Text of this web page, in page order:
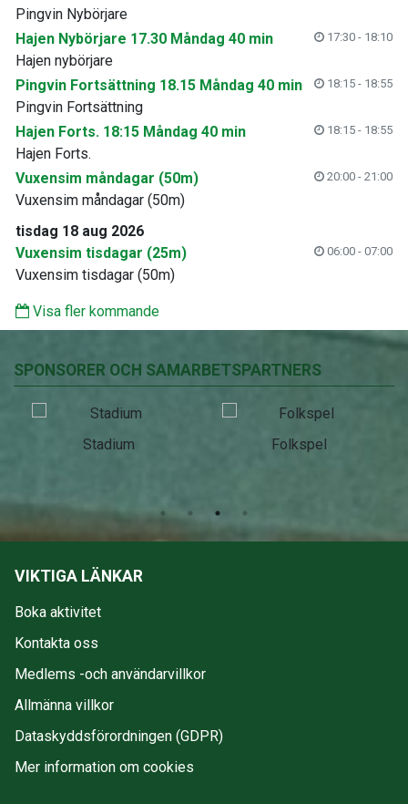
Pingvin Nybörjare
Hajen Nybörjare 17.30 Måndag 40 min
17:30 - 18:10
Hajen nybörjare
Pingvin Fortsättning 18.15 Måndag 40 min
18:15 - 18:55
Pingvin Fortsättning
Hajen Forts. 18:15 Måndag 40 min
18:15 - 18:55
Hajen Forts.
Vuxensim måndagar (50m)
20:00 - 21:00
Vuxensim måndagar (50m)
tisdag 18 aug 2026
Vuxensim tisdagar (25m)
06:00 - 07:00
Vuxensim tisdagar (50m)
Visa fler kommande
SPONSORER OCH SAMARBETSPARTNERS
Stadium Folkspel
VIKTIGA LÄNKAR
Boka aktivitet
Kontakta oss
Medlems -och användarvillkor
Allmänna villkor
Dataskyddsförordningen (GDPR)
Mer information om cookies